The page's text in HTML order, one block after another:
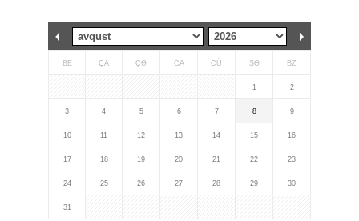
BE ÇA ÇƏ CA CÜ ŞƏ BZ
1 2
3 4 5 6 7 8 9
10 11 12 13 14 15 16
17 18 19 20 21 22 23
24 25 26 27 28 29 30
31